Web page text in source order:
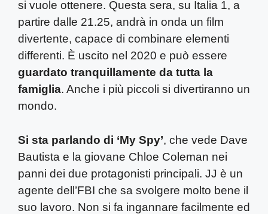
si vuole ottenere. Questa sera, su Italia 1, a
partire dalle 21.25, andrà in onda un film
divertente, capace di combinare elementi
differenti. È uscito nel 2020 e può essere
guardato tranquillamente da tutta la
famiglia. Anche i più piccoli si divertiranno un
mondo.
Si sta parlando di ‘My Spy’, che vede Dave
Bautista e la giovane Chloe Coleman nei
panni dei due protagonisti principali. JJ è un
agente dell’FBI che sa svolgere molto bene il
suo lavoro. Non si fa ingannare facilmente ed